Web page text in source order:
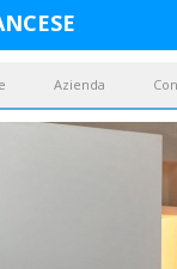
Azienda
catalogo Noctis. La
francese è adatto ad
che non permette
ergonomico molto
stagione appena
non brilla per
al passaggio della